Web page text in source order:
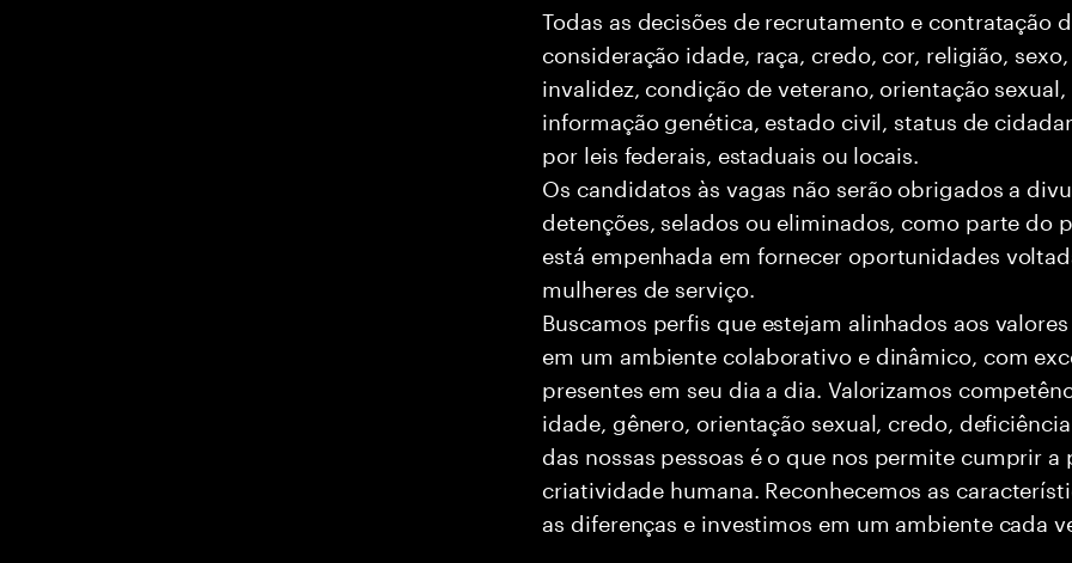
Todas as decisões de recrutamento e contratação
consideração idade, raça, credo, cor, religião,
invalidez, condição de veterano, orientação
informação genética, estado civil, status de
por leis federais, estaduais ou locais.
Os candidatos às vagas não serão obrigados a
detenções, selados ou eliminados, como parte do
está empenhada em fornecer oportunidades
mulheres de serviço.
Buscamos perfis que estejam alinhados aos
em um ambiente colaborativo e dinâmico, com
presentes em seu dia a dia. Valorizamos
idade, gênero, orientação sexual, credo,
das nossas pessoas é o que nos permite cumprir
criatividade humana. Reconhecemos as
as diferenças e investimos em um ambiente cada